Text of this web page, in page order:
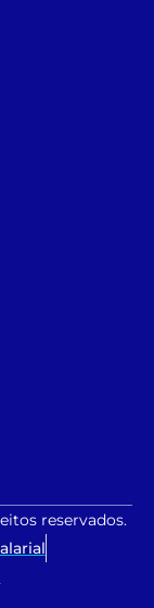
reservados.